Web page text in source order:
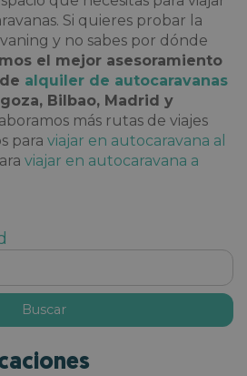
Si quieres probar la
y no sabes por dónde
el mejor asesoramiento
alquiler de autocaravanas
Bilbao, Madrid y
más rutas de viajes
para viajar en autocaravana al
viajar en autocaravana a